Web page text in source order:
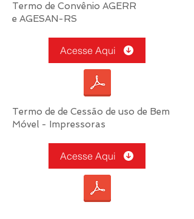
Termo de Convênio AGERR
e AGESAN-RS
Acesse Aqui
Termo de de Cessão de uso de Bem
Móvel - Impressoras
Acesse Aqui